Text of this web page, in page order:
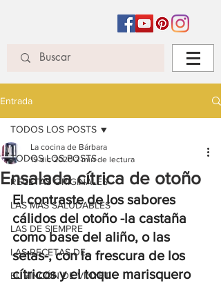
Entrada
TODOS LOS POSTS
RECETAS ORIGINALES
LAS MÁS SALUDABLES
LAS DE SIEMPRE
LAS RECETAS DE...
EL RINCÓN DE VINYET
TODOS LOS POSTS
Ensalada cítrica de otoño
La cocina de Bárbara
19 dic 2020 2 min de lectura
El contraste de los sabores
cálidos del otoño -la castaña
como base del aliño, o las
setas-, con la frescura de los
cítricos y el toque marisquero